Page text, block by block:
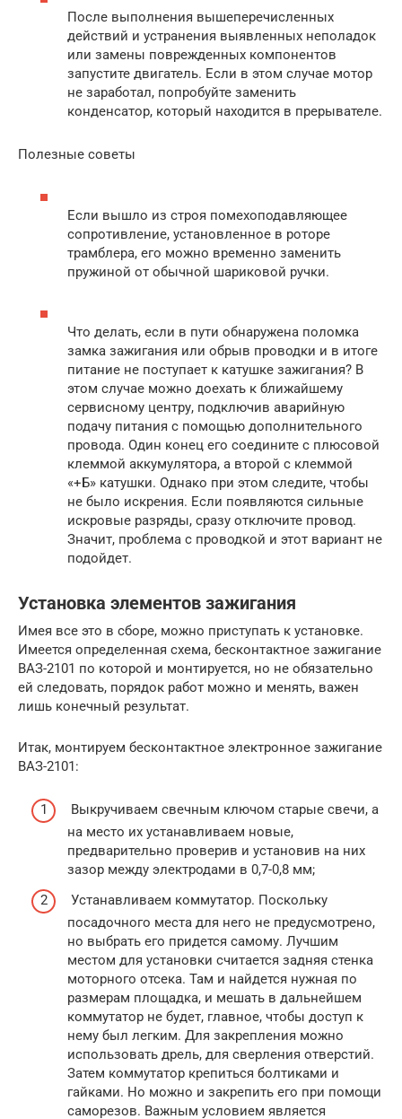
После выполнения вышеперечисленных
действий и устранения выявленных неполадок
или замены поврежденных компонентов
запустите двигатель. Если в этом случае мотор
не заработал, попробуйте заменить
конденсатор, который находится в прерывателе.
Полезные советы
Если вышло из строя помехоподавляющее
сопротивление, установленное в роторе
трамблера, его можно временно заменить
пружиной от обычной шариковой ручки.
Что делать, если в пути обнаружена поломка
замка зажигания или обрыв проводки и в итоге
питание не поступает к катушке зажигания? В
этом случае можно доехать к ближайшему
сервисному центру, подключив аварийную
подачу питания с помощью дополнительного
провода. Один конец его соедините с плюсовой
клеммой аккумулятора, а второй с клеммой
«+Б» катушки. Однако при этом следите, чтобы
не было искрения. Если появляются сильные
искровые разряды, сразу отключите провод.
Значит, проблема с проводкой и этот вариант не
подойдет.
Установка элементов зажигания
Имея все это в сборе, можно приступать к установке.
Имеется определенная схема, бесконтактное зажигание
ВАЗ-2101 по которой и монтируется, но не обязательно
ей следовать, порядок работ можно и менять, важен
лишь конечный результат.
Итак, монтируем бесконтактное электронное зажигание
ВАЗ-2101:
Выкручиваем свечным ключом старые свечи, а
на место их устанавливаем новые,
предварительно проверив и установив на них
зазор между электродами в 0,7-0,8 мм;
Устанавливаем коммутатор. Поскольку
посадочного места для него не предусмотрено,
но выбрать его придется самому. Лучшим
местом для установки считается задняя стенка
моторного отсека. Там и найдется нужная по
размерам площадка, и мешать в дальнейшем
коммутатор не будет, главное, чтобы доступ к
нему был легким. Для закрепления можно
использовать дрель, для сверления отверстий.
Затем коммутатор крепиться болтиками и
гайками. Но можно и закрепить его при помощи
саморезов. Важным условием является